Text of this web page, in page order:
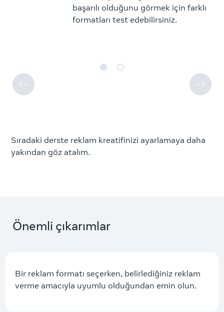
başarılı olduğunu görmek için farklı
formatları test edebilirsiniz.
Sıradaki derste reklam kreatifinizi ayarlamaya daha
yakından göz atalım.
Önemli çıkarımlar
Bir reklam formatı seçerken, belirlediğiniz reklam
verme amacıyla uyumlu olduğundan emin olun.